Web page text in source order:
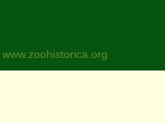
www.zoohistorica.org